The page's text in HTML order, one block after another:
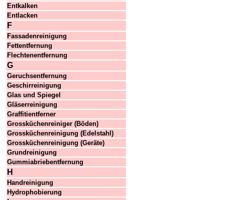
Entkalken
Entlacken
F
Fassadenreinigung
Fettentfernung
Flechtenentfernung
G
Geruchsentfernung
Geschirreinigung
Glas und Spiegel
Gläserreinigung
Graffitientferner
Grossküchenreiniger (Böden)
Grossküchenreinigung (Edelstahl)
Grossküchenreinigung (Geräte)
Grundreinigung
Gummiabriebentfernung
H
Handreinigung
Hydrophobierung